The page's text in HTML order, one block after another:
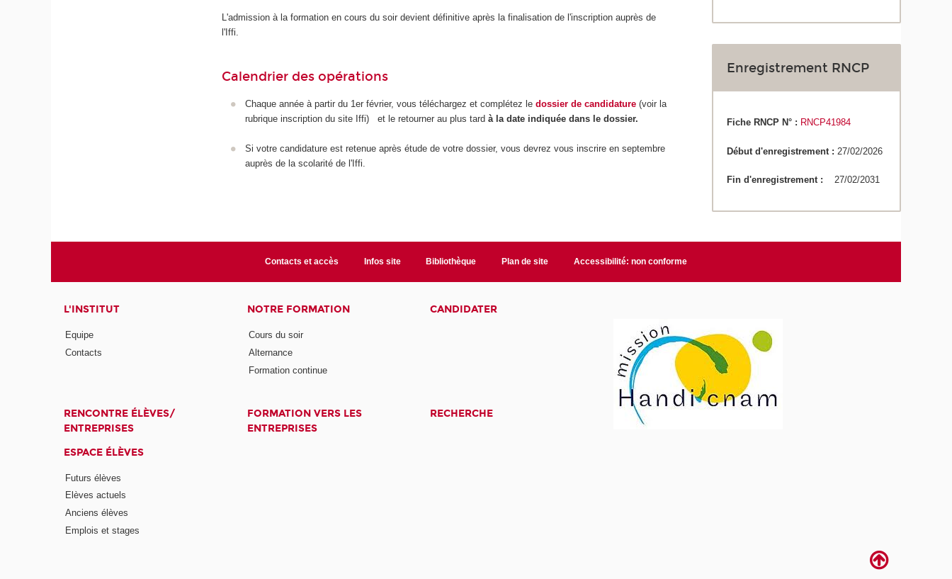
L'admission à la formation en cours du soir devient définitive après la finalisation de l'inscription auprès de
l'Iffi.
Calendrier des opérations
Chaque année à partir du 1 erfévrier, vous téléchargez et complétez le dossier de candidature(voir la
rubrique inscription du site Iffi) et le retourner au plus tard à la date indiquée dans le dossier.
Si votre candidature est retenue après étude de votre dossier, vous devrez vous inscrire en septembre
auprès de la scolarité de l'Iffi.
Enregistrement RNCP
Fiche RNCP N° : RNCP41984
Début d'enregistrement : 27/02/2026
Fin d'enregistrement :27/02/2031
Contacts et accès Infos site Bibliothèque Plan de site Accessibilité: non conforme
L'INSTITUT
Equipe
Contacts
NOTRE FORMATION
Cours du soir
Alternance
Formation continue
CANDIDATER
RENCONTRE ÉLÈVES/
ENTREPRISES
FORMATION VERS LES
ENTREPRISES
RECHERCHE
ESPACE ÉLÈVES
Futurs élèves
Elèves actuels
Anciens élèves
Emplois et stages